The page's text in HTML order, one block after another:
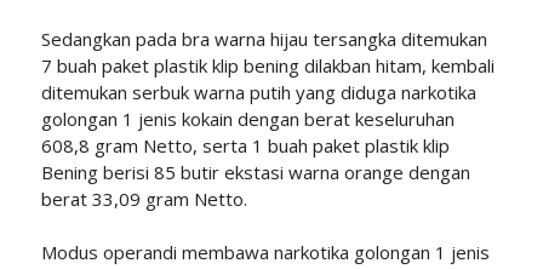
Sedangkan pada bra warna hijau tersangka ditemukan
7 buah paket plastik klip bening dilakban hitam, kembali
ditemukan serbuk warna putih yang diduga narkotika
golongan 1 jenis kokain dengan berat keseluruhan
608,8 gram Netto, serta 1 buah paket plastik klip
Bening berisi 85 butir ekstasi warna orange dengan
berat 33,09 gram Netto.
Modus operandi membawa narkotika golongan 1 jenis